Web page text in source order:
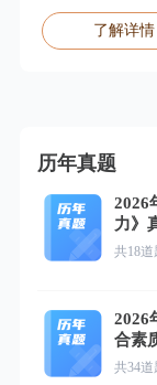
了解详情
历年真题
2026
力》
共18道
2026
合素
共34道